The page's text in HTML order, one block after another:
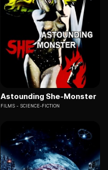
Astounding She-Monster
FILMS SCIENCE-FICTION